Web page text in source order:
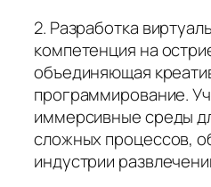
2. Разработка
компетенция на
объединяющая
программирование.
иммерсивные среды
сложных процессов,
индустрии